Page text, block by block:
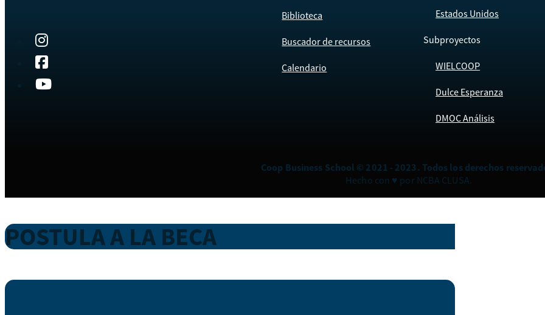
Biblioteca
Buscador de recursos
Calendario
Estados Unidos
Subproyectos
WIELCOOP
Dulce Esperanza
DMOC Análisis
Coop Business School © 2021 - 2023. Todos los derechos
Hecho con ♥ por NCBA CLUSA.
POSTULA A LA BECA